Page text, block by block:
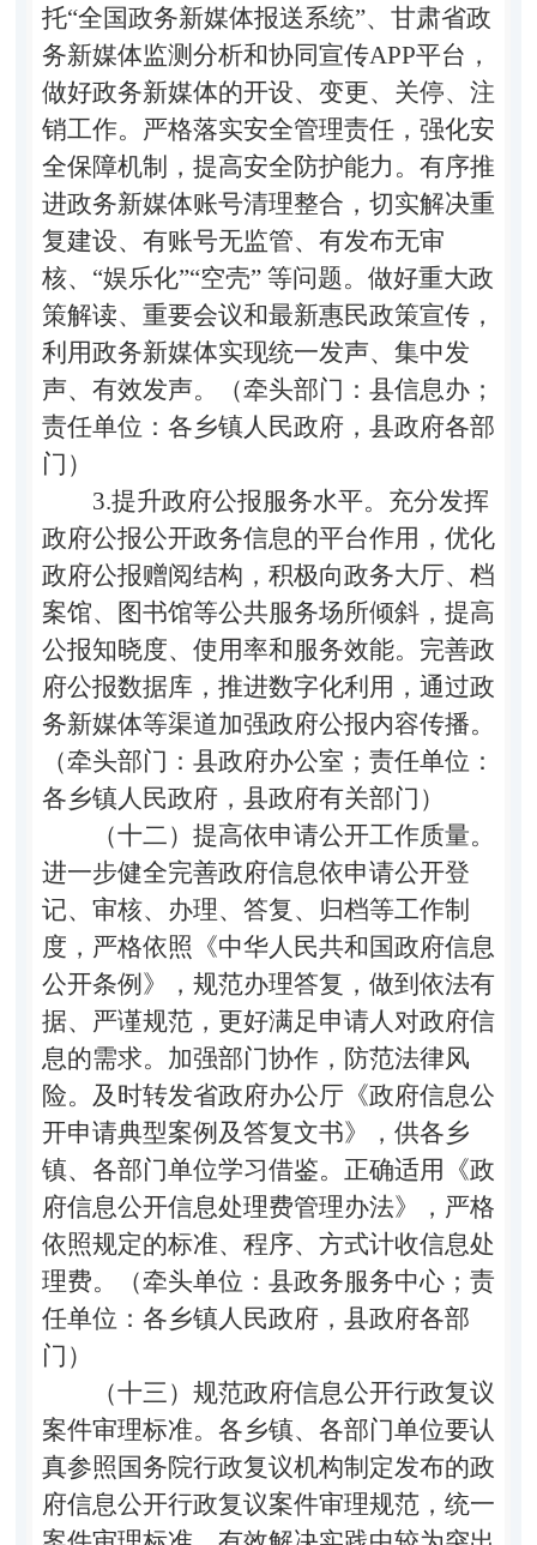
托“全国政务新媒体报送系统”、甘肃省政
务新媒体监测分析和协同宣传APP平台，
做好政务新媒体的开设、变更、关停、注
销工作。严格落实安全管理责任，强化安
全保障机制，提高安全防护能力。有序推
进政务新媒体账号清理整合，切实解决重
复建设、有账号无监管、有发布无审
核、 “娱乐化”“空壳” 等问题。做好重大政
策解读、重要会议和最新惠民政策宣传，
利用政务新媒体实现统一发声、集中发
声、有效发声。（牵头部门：县信息办；
责任单位： 各乡镇人民政府，县政府各部
门 ）
3.提升政府公报服务水平。 充分发挥
政府公报公开政务信息的平台作用，优化
政府公报赠阅结构，积极向政务大厅、档
案馆、图书馆等公共服务场所倾斜，提高
公报知晓度、使用率和服务效能。完善政
府公报数据库，推进数字化利用，通过政
务新媒体等渠道加强政府公报内容传播。
（牵头部门：县政府办公室；责任单位：
各乡镇人民政府，县政府有关部门）
（十二）提高依申请公开工作质量。
进一步健全完善政府信息依申请公开登
记、审核、办理、答复、归档等工作制
度，严格依照《中华人民共和国政府信息
公开条例》，规范办理答复，做到依法有
据、严谨规范，更好满足申请人对政府信
息的需求。加强部门协作，防范法律风
险。及时转发省政府办公厅《政府信息公
开申请典型案例及答复文书》，供各乡
镇、各部门单位学习借鉴。正确适用《政
府信息公开信息处理费管理办法》，严格
依照规定的标准、程序、方式计收信息处
理费。（牵头单位：县政务服务中心；责
任单位： 各乡镇人民政府，县政府各部
门 ）
（十三）规范政府信息公开行政复议
案件审理标准。 各乡镇、各部门单位要认
真参照国务院行政复议机构制定发布的政
府信息公开行政复议案件审理规范，统一